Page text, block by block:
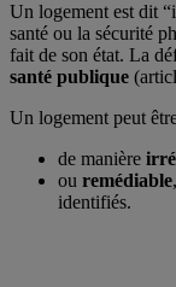
Un logement est dit
santé ou la sécurité
fait de son état. La
santé publique
Un logement peut
de manière
ou remédiable
identifiés.